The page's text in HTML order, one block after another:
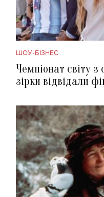
ШОУ-БІЗНЕС
Чемпіонат світу з
зірки відвідали